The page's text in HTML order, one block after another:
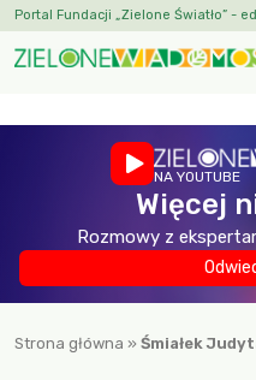
Portal Fundacji „Zielone Światło” -
NA YOUTUBE
Więcej
Rozmowy z
Strona główna » Śmiałek